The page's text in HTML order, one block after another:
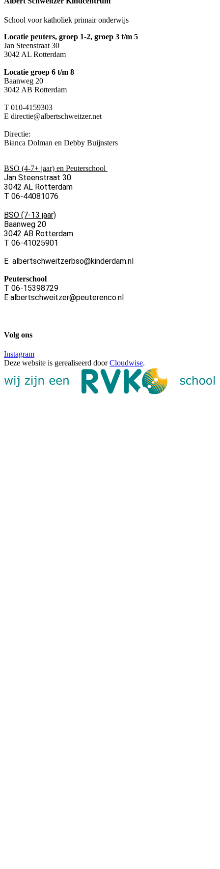
School voor katholiek primair onderwijs
Locatie peuters, groep 1-2, groep 3 t/m 5
Jan Steenstraat 30
3042 AL Rotterdam
Locatie groep 6 t/m 8
Baanweg 20
3042 AB Rotterdam
T 010-4159303
E directie@albertschweitzer.net
Directie:
Bianca Dolman en Debby Buijnsters
BSO (4-7+ jaar) en Peuterschool
Jan Steenstraat 30
3042 AL Rotterdam
T 06-44081076
BSO (7-13 jaar)
Baanweg 20
3042 AB Rotterdam
T 06-41025901
E albertschweitzerbso@kinderdam.nl
Peuterschool
T 06-15398729
E albertschweitzer@peuterenco.nl
Volg ons
Instagram
Deze website is gerealiseerd doorCloudwise.